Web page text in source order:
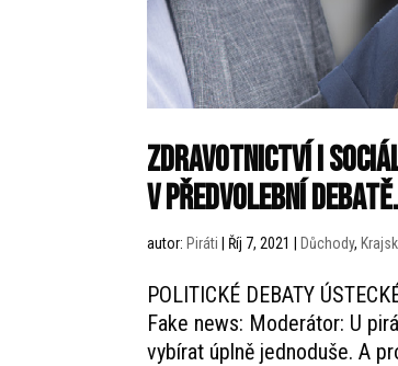
Zdravotnictví i
v předvolební debatě.
autor: Piráti Říj 7, 2021 Důchody,
POLITICKÉ DEBATY
Fake news: Moderátor: U
vybírat úplně jednoduše. A